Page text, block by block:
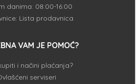
danima: 08:00-16:00
Lista prodavnica
VAM JE POMOĆ?
i načini plaćanja?
serviseri